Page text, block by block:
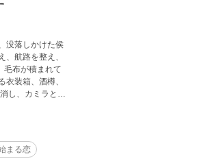
毛布が積まれて
言した。 そ
まる恋